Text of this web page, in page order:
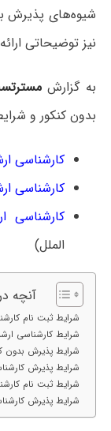
شیوه‌های پذیرش
نیز توضیحاتی
به گزارش
بدون کنکور و
کارشناسی
کارشناسی
کارشناسی
الملل)
آنچه
شرایط ثبت نام
شرایط کارشناسی
شرایط پذیرش بدون
شرایط پذیرش
شرایط ثبت نام
شرایط پذیرش